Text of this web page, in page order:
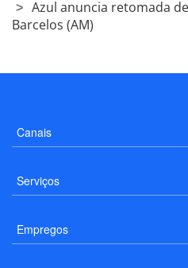
Azul anuncia retomada
Barcelos (AM)
Canais
Serviços
Empregos